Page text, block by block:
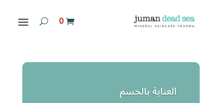
‏ 0
العناية بالجسم